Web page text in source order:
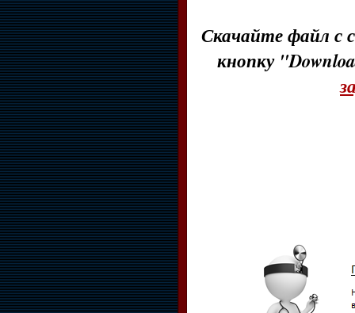
Скачайте файл с
кнопку